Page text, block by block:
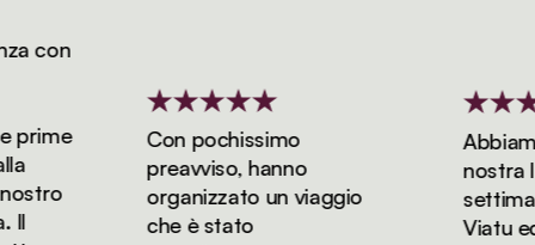
con
Con pochissimo
preavviso, hanno
organizzato un viaggio
che è stato
nostra
Viatu ed